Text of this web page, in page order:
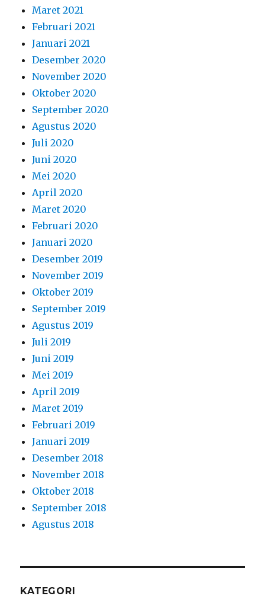
Maret 2021
Februari 2021
Januari 2021
Desember 2020
November 2020
Oktober 2020
September 2020
Agustus 2020
Juli 2020
Juni 2020
Mei 2020
April 2020
Maret 2020
Februari 2020
Januari 2020
Desember 2019
November 2019
Oktober 2019
September 2019
Agustus 2019
Juli 2019
Juni 2019
Mei 2019
April 2019
Maret 2019
Februari 2019
Januari 2019
Desember 2018
November 2018
Oktober 2018
September 2018
Agustus 2018
KATEGORI